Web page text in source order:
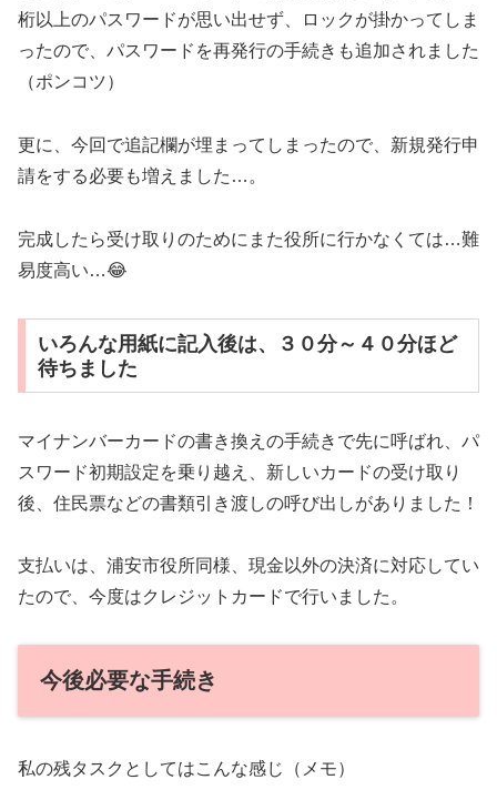
桁以上のパスワードが思い出せず、ロックが掛かってしま
ったので、パスワードを再発行の手続きも追加されました
（ポンコツ）
更に、今回で追記欄が埋まってしまったので、新規発行申
請をする必要も増えました…。
完成したら受け取りのためにまた役所に行かなくては…難
易度高い…😂
いろんな用紙に記入後は、３０分～４０分ほど
待ちました
マイナンバーカードの書き換えの手続きで先に呼ばれ、パ
スワード初期設定を乗り越え、新しいカードの受け取り
後、住民票などの書類引き渡しの呼び出しがありました！
支払いは、浦安市役所同様、現金以外の決済に対応してい
たので、今度はクレジットカードで行いました。
今後必要な手続き
私の残タスクとしてはこんな感じ（メモ）